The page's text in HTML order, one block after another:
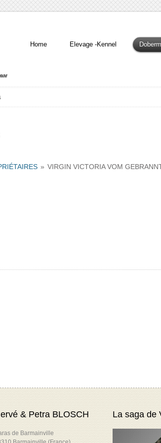
Home Elevage -Kennel
» VIRGIN VICTORIA VOM
& Petra BLOSCH
de Barmainville
La saga de